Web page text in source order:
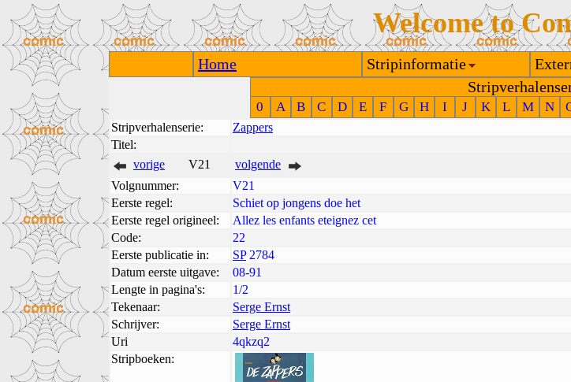
Welcome to
Home Stripinformatie
0 A B C D E F G H I J K L M N
Stripverhalenserie:
Zappers
Titel:
vorige
V21
volgende
Volgnummer:
V21
Eerste regel:
Schiet op jongens doe het
Eerste regel origineel:
Allez les enfants eteignez cet
Code:
22
Eerste publicatie in:
SP2784
Datum eerste uitgave:
08-91
Lengte in pagina's:
1/2
Tekenaar:
Serge Ernst
Schrijver:
Serge Ernst
Uri
4qkzq2
Stripboeken: